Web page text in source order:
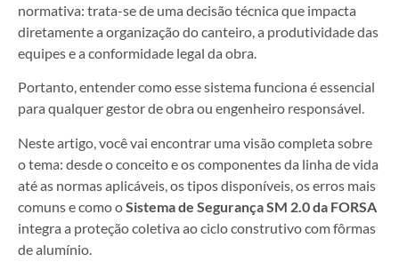
normativa: trata-se de uma decisão técnica que impacta
diretamente a organização do canteiro, a produtividade das
equipes e a conformidade legal da obra.
Portanto, entender como esse sistema funciona é essencial
para qualquer gestor de obra ou engenheiro responsável.
Neste artigo, você vai encontrar uma visão completa sobre
o tema: desde o conceito e os componentes da linha de vida
até as normas aplicáveis, os tipos disponíveis, os erros mais
comuns e como oSistema de Segurança SM 2.0 da FORSA
integra a proteção coletiva ao ciclo construtivo com fôrmas
de alumínio.